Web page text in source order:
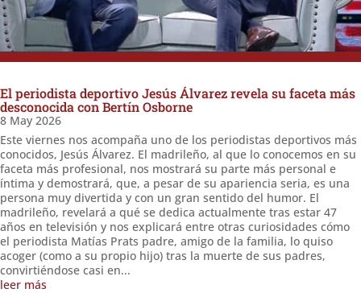
El periodista deportivo Jesús Álvarez revela su faceta más
desconocida con Bertín Osborne
8 May 2026
Este viernes nos acompaña uno de los periodistas deportivos más
conocidos, Jesús Álvarez. El madrileño, al que lo conocemos en su
faceta más profesional, nos mostrará su parte más personal e
íntima y demostrará, que, a pesar de su apariencia seria, es una
persona muy divertida y con un gran sentido del humor. El
madrileño, revelará a qué se dedica actualmente tras estar 47
años en televisión y nos explicará entre otras curiosidades cómo
el periodista Matías Prats padre, amigo de la familia, lo quiso
acoger (como a su propio hijo) tras la muerte de sus padres,
convirtiéndose casi en...
leer más